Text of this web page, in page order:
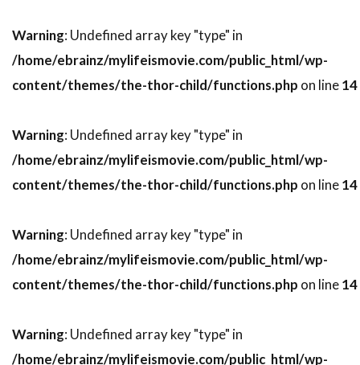
スーザン・ワトキンス
スージー・エイミス
ズーイー・デシャネル
セシリー・キャロル
セス・アーネット
セス・ローゲン
セリア・D・コスタス
セルジオ・アグェーロ
セルジョ・ビーニ・ブストリッチ
セルマ・スクーンメイカー
セントロポリス・エンターテインメント
Warning : Undefined array key "type" in
/home/ebrainz/mylifeismovie.com/public_html/wp-
content/themes/the-thor-child/functions.php on line14
Warning : Undefined array key "type" in
/home/ebrainz/mylifeismovie.com/public_html/wp-
content/themes/the-thor-child/functions.php on line14
Warning : Undefined array key "type" in
/home/ebrainz/mylifeismovie.com/public_html/wp-
content/themes/the-thor-child/functions.php on line14
Warning : Undefined array key "type" in
/home/ebrainz/mylifeismovie.com/public_html/wp-